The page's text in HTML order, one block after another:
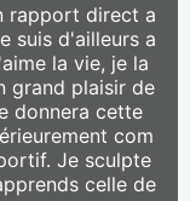
rapport direct a
suis d'ailleurs a
la vie, je la
grand plaisir de
donnera cette
com
Je sculpte
celle de